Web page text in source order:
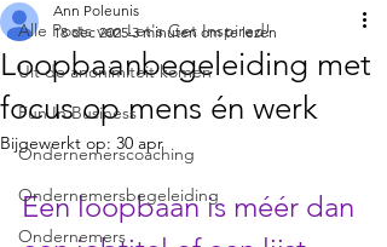
Alle Posts van Let's Get Inspired!
Uit de anonimiteit komen
Fun In Business
Ondernemerscoaching
Ondernemersbegeleiding
Ondernemers
Loopbaanbegeleiding met
focus op mens én werk
Ann Poleunis
18 dec 2025 3 minuten om te lezen
Bijgewerkt op: 30 apr
Een loopbaan is méér dan